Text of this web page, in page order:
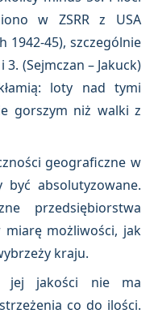
w ZSRR z USA
1942-45), szczególnie
3. (Sejmczan – Jakuck)
loty nad tymi
gorszym niż walki z
geograficzne w
absolutyzowane.
przedsiębiorstwa
miarę możliwości, jak
kraju.
jej jakości nie ma
co do ilości.